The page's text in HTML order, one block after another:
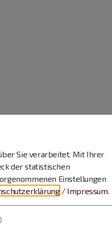
Sie verarbeitet. Mit Ihrer
der statistischen
Einstellungen
/ Impressum.